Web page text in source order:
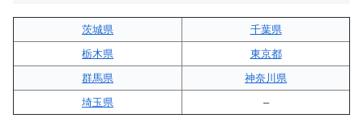
茨城県
千葉県
栃木県
東京都
群馬県
神奈川県
埼玉県
–